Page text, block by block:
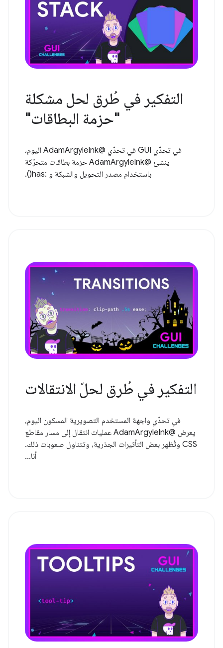
التفكير في طُرق لحل مشكلة
"حزمة البطاقات"
في تحدّي GUI في تحدّي @AdamArgyleInk اليوم،
ينشئ @AdamArgyleInk حزمة بطاقات متحرّكة
باستخدام مصدر التحويل والشبكة و :has().
التفكير في طُرق لحلّ الانتقالات
في تحدّي واجهة المستخدم التصويرية المسكون اليوم،
يعرض @AdamArgyleInk عمليات انتقال إلى مسار مقاطع
CSS وتُظهر بعض التأثيرات الجذرية، وتتناول صعوبات ذلك.
أنا...